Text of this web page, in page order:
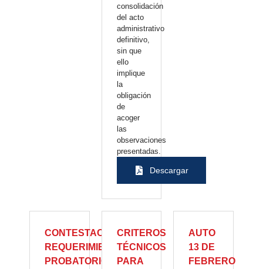
consolidación
del acto
administrativo
definitivo,
sin que
ello
implique
la
obligación
de
acoger
las
observaciones
presentadas.
Descargar
CONTESTACION
REQUERIMIENTO
PROBATORIO
CRITEROS
TÉCNICOS
PARA
AUTO
13 DE
FEBRERO